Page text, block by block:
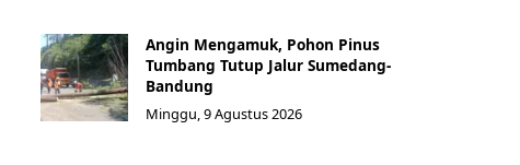
Angin Mengamuk, Pohon Pinus
Tumbang Tutup Jalur Sumedang-
Bandung
Minggu, 9 Agustus 2026